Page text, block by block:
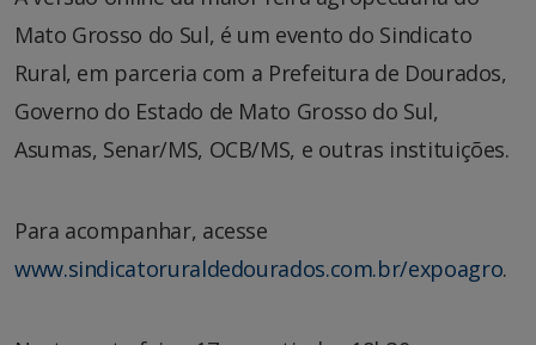
Mato Grosso do Sul, é um evento do Sindicato
Rural, em parceria com a Prefeitura de Dourados,
Governo do Estado de Mato Grosso do Sul,
Asumas, Senar/MS, OCB/MS, e outras instituições.
Para acompanhar, acesse
www.sindicatoruraldedourados.com.br/expoagro.